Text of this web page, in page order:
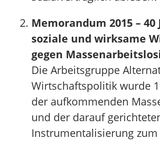
Memorandum 2015 –
soziale und wirksame
gegen
Die Arbeitsgruppe
Wirtschaftspolitik wurde
der aufkommenden
und der darauf
Instrumentalisierung